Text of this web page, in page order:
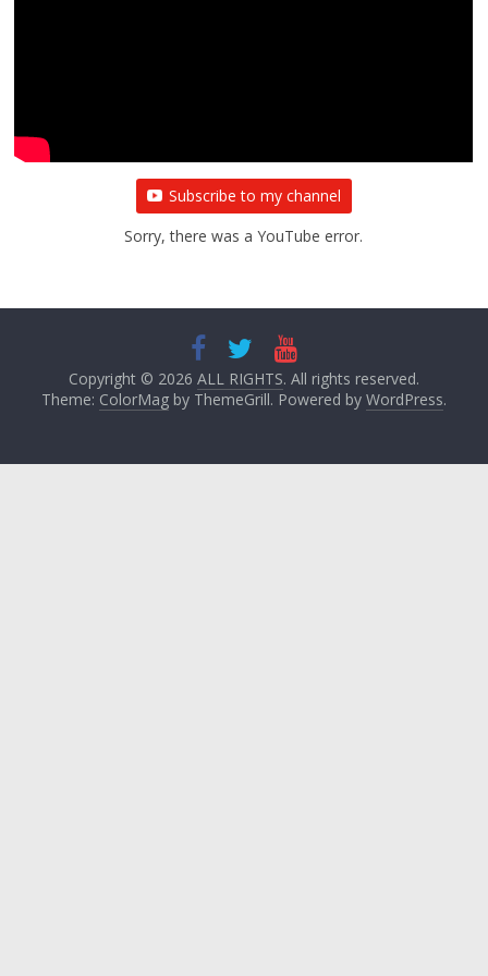
Subscribe to my channel
Sorry, there was a YouTube error.
Copyright © 2026 ALL RIGHTS. All rights reserved.
Theme: ColorMagby ThemeGrill. Powered by WordPress.